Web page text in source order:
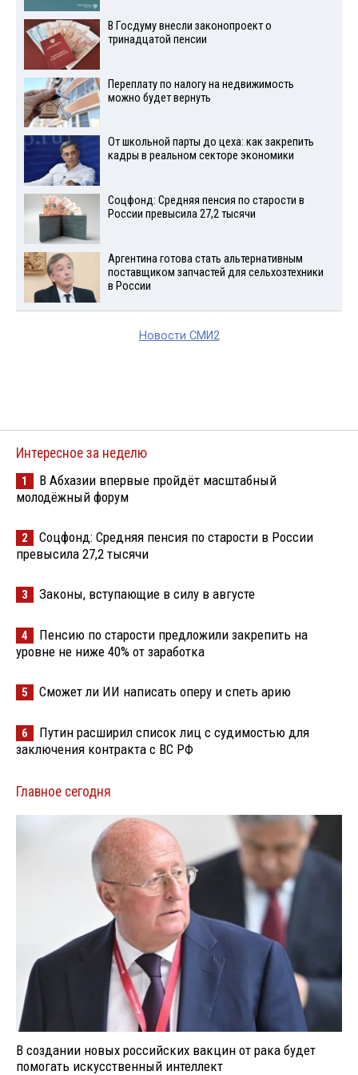
В Госдуму внесли законопроект о
тринадцатой пенсии
Переплату по налогу на недвижимость
можно будет вернуть
От школьной парты до цеха: как закрепить
кадры в реальном секторе экономики
Соцфонд: Средняя пенсия по старости в
России превысила 27,2 тысячи
Аргентина готова стать альтернативным
поставщиком запчастей для сельхозтехники
в России
Новости СМИ2
Интересное за неделю
1
В Абхазии впервые пройдёт масштабный
молодёжный форум
2
Соцфонд: Средняя пенсия по старости в России
превысила 27,2 тысячи
3 Законы, вступающие в силу в августе
4
Пенсию по старости предложили закрепить на
уровне не ниже 40% от заработка
5 Сможет ли ИИ написать оперу и спеть арию
6
Путин расширил список лиц с судимостью для
заключения контракта с ВС РФ
Главное сегодня
В создании новых российских вакцин от рака будет
помогать искусственный интеллект